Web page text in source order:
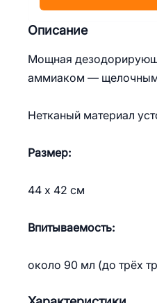
Описание
Мощная
аммиаком — щелочным
Нетканый материал
Размер:
44 х 42 см
Впитываемость:
около 90 мл (до трёх